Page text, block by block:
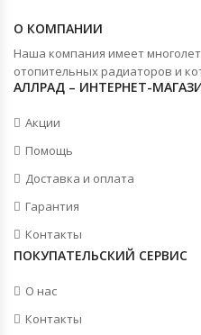
О КОМПАНИИ
Наша компания имеет
отопительных радиаторов и
АЛЛРАД – ИНТЕРНЕТ-
Акции
Помощь
Доставка и оплата
Гарантия
Контакты
ПОКУПАТЕЛЬСКИЙ СЕРВИС
О нас
Контакты